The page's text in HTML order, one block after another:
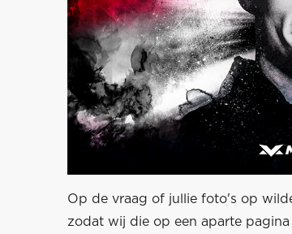
Op de vraag of jullie foto's op
zodat wij die op een aparte